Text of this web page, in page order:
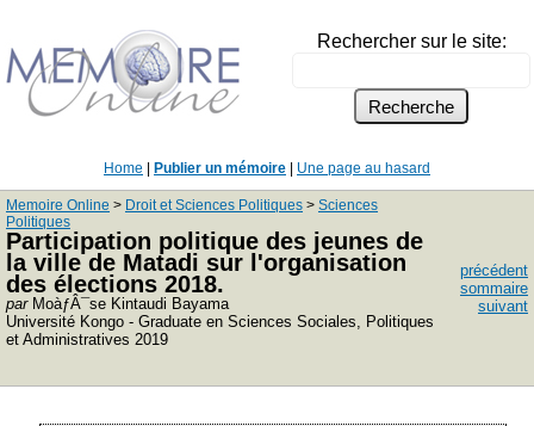
Rechercher sur le site:
Home Publier un mémoire Une page au hasard
Memoire Online > Droit et Sciences Politiques > Sciences
Politiques
Participation politique des jeunes de
la ville de Matadi sur l'organisation
des élections 2018.
parMoàƒÂ¯se Kintaudi Bayama
Université Kongo - Graduate en Sciences Sociales, Politiques
et Administratives 2019
précédent
sommaire
suivant